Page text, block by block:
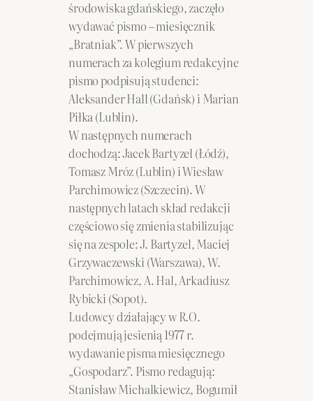
środowiska gdańskiego, zaczęło
wydawać pismo – miesięcznik
„Bratniak”. W pierwszych
numerach za kolegium redakcyjne
pismo podpisują studenci:
Aleksander Hall (Gdańsk) i Marian
Piłka (Lublin).
W następnych numerach
dochodzą: Jacek Bartyzel (Łódź),
Tomasz Mróz (Lublin) i Wiesław
Parchimowicz (Szczecin). W
następnych latach skład redakcji
częściowo się zmienia stabilizując
się na zespole: J. Bartyzel, Maciej
Grzywaczewski (Warszawa), W.
Parchimowicz, A. Hal, Arkadiusz
Rybicki (Sopot).
Ludowcy działający w R.O.
podejmują jesienią 1977 r.
wydawanie pisma miesięcznego
„Gospodarz”. Pismo redagują:
Stanisław Michalkiewicz, Bogumił